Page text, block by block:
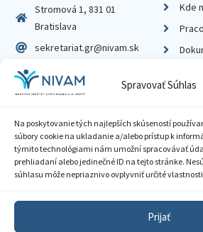
Spravovať Súhlas
Na poskytovanie tých najlepších skúseností
súbory cookie na ukladanie a/alebo prístup k
týmito technológiami nám umožní spracovávať
prehliadaní alebo jedinečné ID na tejto stránke.
súhlasu môže nepriaznivo ovplyvniť určité
Prijať
Stromová 1, 831 01
Bratislava
sekretariat.gr@nivam.sk
IČO: 00164348
DIČ: 2020798714
Kde
Zásady ochrany
Sprístupnenie